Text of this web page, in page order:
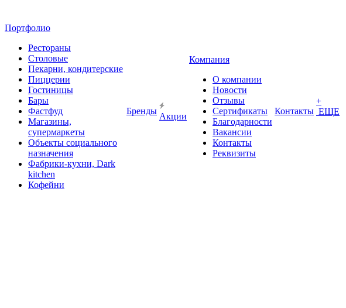
Портфолио
Рестораны
Столовые
Пекарни, кондитерские
Пиццерии
Гостиницы
Бары
Фастфуд
Магазины,
супермаркеты
Объекты социального
назначения
Фабрики-кухни, Dark
kitchen
Кофейни
Бренды
Акции
Компания
О компании
Новости
Отзывы
Сертификаты
Благодарности
Вакансии
Контакты
Реквизиты
Контакты
+
ЕЩЕ